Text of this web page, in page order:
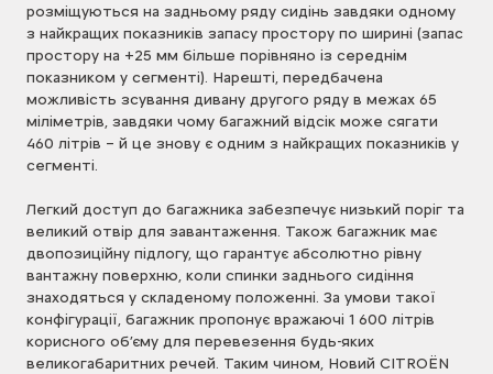
розміщуються на задньому ряду сидінь завдяки одному
з найкращих показників запасу простору по ширині (запас
простору на +25 мм більше порівняно із середнім
показником у сегменті). Нарешті, передбачена
можливість зсування дивану другого ряду в межах 65
міліметрів, завдяки чому багажний відсік може сягати
460 літрів – й це знову є одним з найкращих показників у
сегменті.
Легкий доступ до багажника забезпечує низький поріг та
великий отвір для завантаження. Також багажник має
двопозиційну підлогу, що гарантує абсолютно рівну
вантажну поверхню, коли спинки заднього сидіння
знаходяться у складеному положенні. За умови такої
конфігурації, багажник пропонує вражаючі 1 600 літрів
корисного об’єму для перевезення будь-яких
великогабаритних речей. Таким чином, Новий CITROЁN